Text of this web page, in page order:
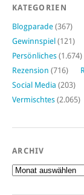
KATEGORIEN
Blogparade (367)
Gewinnspiel (121)
Persönliches (1.674)
Rezension (716)
Social Media (203)
Vermischtes (2.065)
ARCHIV
Archiv